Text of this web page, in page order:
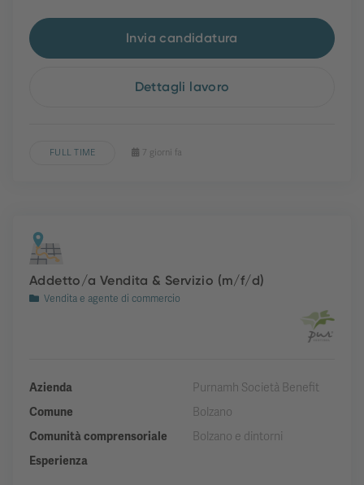
Invia candidatura
Dettagli lavoro
FULL TIME 7 giorni fa
Addetto/a Vendita & Servizio (m/f/d)
Vendita e agente di commercio
Azienda
Purnamh Società Benefit
Comune
Bolzano
Comunità comprensoriale
Bolzano e dintorni
Esperienza